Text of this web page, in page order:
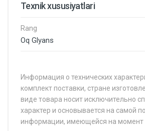
Texnik xususiyatlari
Rang
Oq Glyans
Информация о технических
комплект поставки, стране
виде товара носит исключительно
характер и основывается на самой
информации, имеющейся на момент